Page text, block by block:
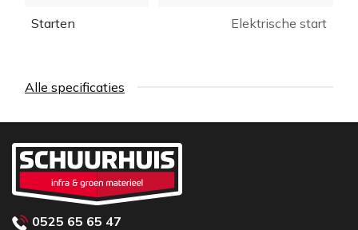
Starten
Elektrische start
Alle specificaties
0525 65 65 47